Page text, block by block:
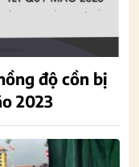
độ cồn bị
2023